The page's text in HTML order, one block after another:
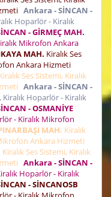
Ankara - SİNCAN -
Hoparlör - Kiralık
- GİRMEÇ MAH.
Mikrofon Ankara
MAH. Kiralık Ses
Ankara Hizmeti
Ses Sistemi, Kiralık
Ankara - SİNCAN -
Kiralık Hoparlör - Kiralık
- OSMANİYE
- Kiralık Mikrofon
MAH. Kiralık
Ankara Hizmeti
Kiralık Ses Sistemi, Kiralık
Ankara - SİNCAN -
Hoparlör - Kiralık
- SİNCANOSB